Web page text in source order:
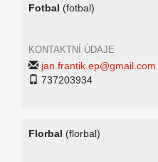
Fotbal (fotbal)
KONTAKTNÍ ÚDAJE
jan.frantik.ep@gmail.com
737203934
Florbal (florbal)